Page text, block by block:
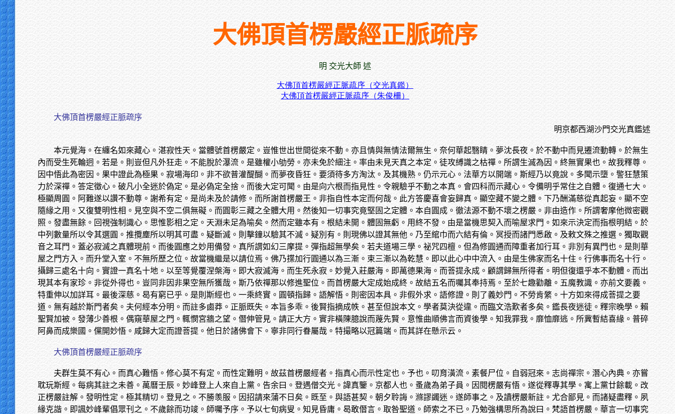
大佛頂首楞嚴經正脈疏序
明 交光大師 述
大佛頂首楞嚴經正脈疏序（交光真鑑）
大佛頂首楞嚴經正脈疏序（朱俊柵）
大佛頂首楞嚴經正脈疏序
明京都西湖沙門交光真鑑述
本元覺海。在纏名如來藏心。湛寂性天。當體號首楞嚴定。豈惟世出世間從來不動。亦且情與無情法爾無生。奈何華起翳睛。夢沈長夜。於不動中而見遷流動轉。於無生
內而受生死輪迥。若是。則豈但凡外狂走。不能脫於瀑流。是雖權小劬勞。亦未免於細注。率由未見天真之本定。徒攻縛識之枯禪。所謂生滅為因。終無實果也。故我釋尊。
因中悟此為密因。果中證此為極果。寂場海印。非不欲普灌醍醐。而夢夜昏狂。要須待多方淘汰。及其機熟。仍示元心。法華方以開端。斯經乃以竟說。多聞示墮。警狂慧策
力於深禪。答定徵心。破凡小全迷於偽定。是必偽定全捨。而後大定可聞。由是向六根而指見性。令親驗乎不動之本真。會四科而示藏心。令備明乎常住之自體。復通七大。
極顯周圓。阿難遂以讚不動尊。謝希有定。是尚未及於請修。而所謝首楞嚴王。非指自性本定而何哉。此方答慶喜會妄歸真。顯空藏不變之體。下乃酬滿慈從真起妄。顯不空
隨緣之用。又復雙明性相。見空與不空二俱無礙。而圓彰三藏之全體大用。然後知一切事究竟堅固之定體。本自圓成。徹法源不動不壞之楞嚴。非由造作。所謂奢摩他微密觀
照。發盡無餘。回視強制識心。思惟影相之定。天淵未足為喻矣。然而定雖本有。根結未開。體固無虧。用終不發。由是當機思契入而喻屋求門。如來示決定而指根明結。於
中列數量所以令其選圓。推攬塵所以明其可盡。疑斷滅。則擊鐘以驗其不滅。疑別有。則現佛以證其無他。乃至綰巾而六結有倫。冥授而諸門悉啟。及敕文殊之推選。獨取觀
音之耳門。蓋必寂滅之真體現前。而後圓應之妙用備發。真所謂如幻三摩提。彈指超無學矣。若夫道場三學。祕咒四檀。但為修圓通而障重者加行耳。非別有異門也。是則華
屋之門方入。而升堂入室。不無所歷之位。故當機繼是以請位焉。佛乃揲加行圓通以為三漸。束三漸以為乾慧。即以此心中中流入。由是生佛家而名十住。行佛事而名十行。
攝歸三處名十向。實證一真名十地。以至等覺覆涅槃海。即大寂滅海。而生死永寂。妙覺入莊嚴海。即萬德果海。而菩提永成。顧謂歸無所得者。明但復還乎本不動體。而出
現其本有家珍。非從外得也。豈同非因非果空無所獲哉。斯乃依禪那以修進聖位。而首楞嚴大定成始成終。故結五名而囑其奉持焉。至於七趣勸離。五魔教識。亦前文要義。
特重伸以加詳耳。最後深慈。曷有窮已乎。是則斯經也。一乘終實。圓頓指歸。語解悟。則密因本具。非假外求。語修證。則了義妙門。不勞肯綮。十方如來得成菩提之要
道。無有越於斯門者矣。夫何經本分明。而註多鹵莽。正脈既失。本旨多乖。後賢指摘成帙。甚至但說本文。學者莫決從違。而臨文浩歎者多矣。鑑長夜迷徒。釋宗晚學。賴
聖賢加被。發薄少善根。偶窺華屋之門。輒憫宮牆之望。僭伸管見。請正大方。實非橫陳臆說而蔑先賢。意惟曲順佛言而資後學。知我罪我。靡恤靡逃。所冀暫結喜緣。普碎
阿鼻而成樂國。儻開妙悟。咸歸大定而證菩提。他日於諸佛會下。寧非同行眷屬哉。特撮略以冠篇端。而其詳在懸示云。
大佛頂首楞嚴經正脈疏序
夫群生莫不有心。而真心難悟。修心莫不有定。而性定難明。故茲首楞嚴經者。指真心而示性定也。予也。叨育潢流。素餐尸位。自弱冠來。志尚禪宗。潛心內典。亦嘗
耽玩斯經。每病其註之未善。萬曆壬辰。妙峰登上人來自上黨。告余曰。登遇僧交光。諱真鑒。京都人也。蚤歲為弟子員。因閱楞嚴有悟。遂從釋專其學。寓上黨廿餘載。改
正楞嚴註解。發明性定。極其精切。登見之。不勝羡服。因招請來蒲不日矣。既至。與語甚契。朝夕聆誨。滌謬蠲迷。遂師事之。及讀楞嚴新註。尤合鄙見。而諸疑盡釋。夙
緣克諧。即諷妙峰輩倡眾刊之。不歲餘而功竣。師囑予序。予以七旬病叟。知見昏庸。曷敢僭言。取咎聖道。師索之不已。乃勉強構思所為說曰。梵語首楞嚴。華言一切事究